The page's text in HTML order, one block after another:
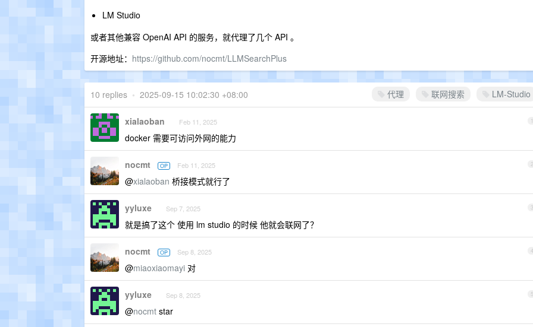
LM Studio
或者其他兼容 OpenAI API 的服务，就代理了几个 API 。
开源地址： https://github.com/nocmt/LLMSearchPlus
代理 联网搜索 LM-Studio
10 replies • 2025-09-15 10:02:30 +08:00
1
xialaoban Feb 11, 2025
docker 需要可访问外网的能力
2
nocmt OP Feb 11, 2025
@xialaoban 桥接模式就行了
3
yyluxe Sep 7, 2025
就是搞了这个 使用 lm studio 的时候 他就会联网了？
4
nocmt OP Sep 8, 2025
@miaoxiaomayi 对
5
yyluxe Sep 8, 2025
@nocmt star